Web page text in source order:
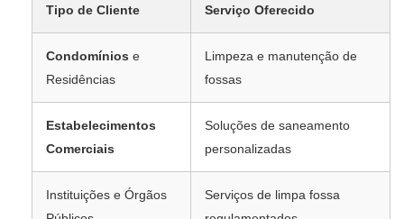
Tipo de Cliente Serviço Oferecido
Condomínios e
Residências
Limpeza e manutenção de
fossas
Estabelecimentos
Comerciais
Soluções de saneamento
personalizadas
Instituições e Órgãos
Serviços de limpa fossa